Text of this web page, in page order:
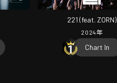
221 (feat. ZORN)
2024年
Chart In